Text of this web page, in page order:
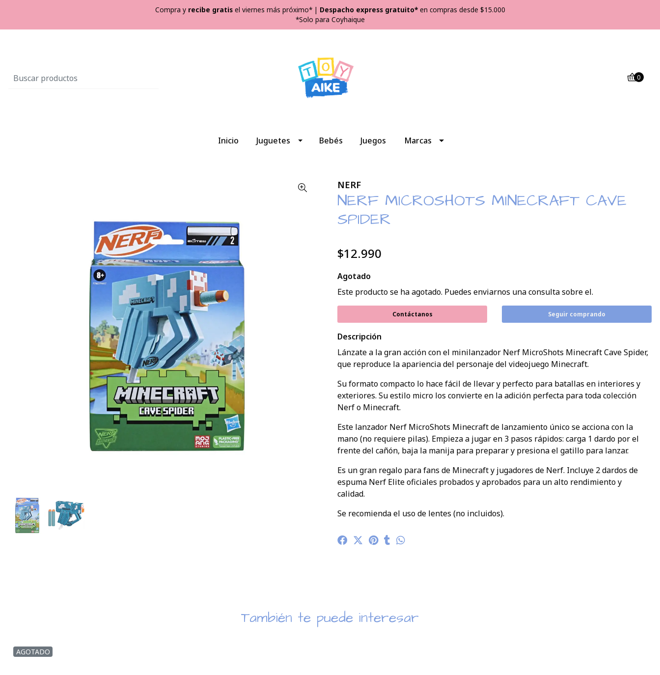
Compra y recibe gratisel viernes más próximo*| Despacho express gratuito*en compras desde $15.000
*Solo para Coyhaique
0
Inicio Juguetes Bebés Juegos Marcas
NERF
NERF MICROSHOTS MINECRAFT CAVE
SPIDER
$12.990
Agotado
Este producto se ha agotado. Puedes enviarnos una consulta sobre el.
Contáctanos Seguir comprando
Descripción
Lánzate a la gran acción con el minilanzador Nerf MicroShots Minecraft Cave Spider,
que reproduce la apariencia del personaje del videojuego Minecraft.
Su formato compacto lo hace fácil de llevar y perfecto para batallas en interiores y
exteriores. Su estilo micro los convierte en la adición perfecta para toda colección
Nerf o Minecraft.
Este lanzador Nerf MicroShots Minecraft de lanzamiento único se acciona con la
mano (no requiere pilas). Empieza a jugar en 3 pasos rápidos: carga 1 dardo por el
frente del cañón, baja la manija para preparar y presiona el gatillo para lanzar.
Es un gran regalo para fans de Minecraft y jugadores de Nerf. Incluye 2 dardos de
espuma Nerf Elite oficiales probados y aprobados para un alto rendimiento y
calidad.
Se recomienda el uso de lentes (no incluidos).
También te puede interesar
AGOTADO